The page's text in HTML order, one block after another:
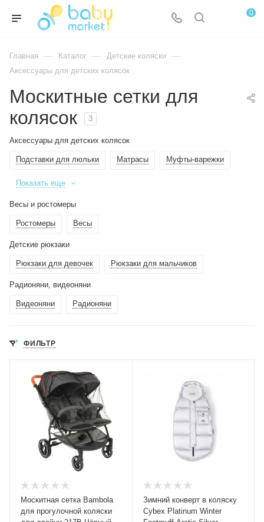
0
Главная — Каталог — Детские коляски —
Аксессуары для детских колясок
Москитные сетки для
колясок
3
Аксессуары для детских колясок
Подставки для люльки Матрасы Муфты-варежки
Показать еще
Весы и ростомеры
Ростомеры Весы
Детские рюкзаки
Рюкзаки для девочек Рюкзаки для мальчиков
Радионяни, видеоняни
Видеоняни Радионяни
ФИЛЬТР
Москитная сетка Bambola
для прогулочной коляски
Зимний конверт в коляску
Cybex Platinum Winter